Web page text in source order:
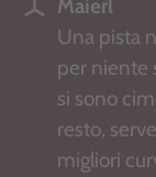
Maierl
Una pista
per niente
si sono
resto,
migliori